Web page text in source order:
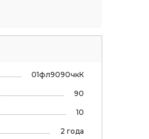
01фл9090чкК
90
10
2 года